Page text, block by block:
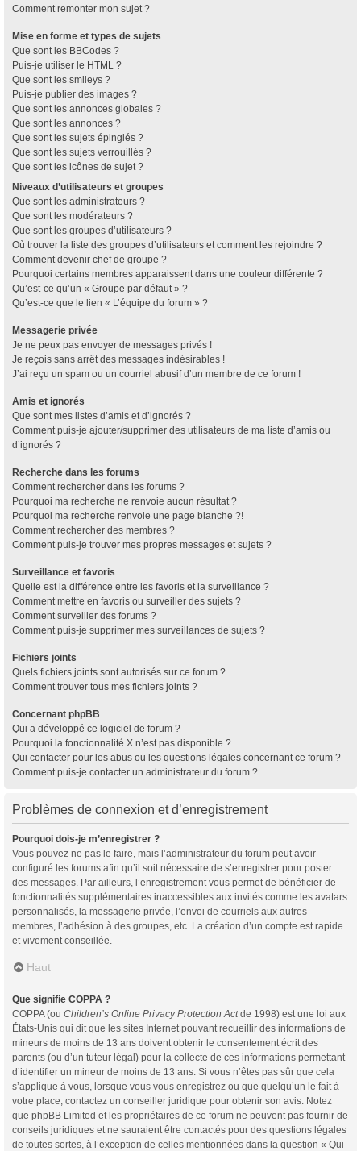
Comment remonter mon sujet ?
Mise en forme et types de sujets
Que sont les BBCodes ?
Puis-je utiliser le HTML ?
Que sont les smileys ?
Puis-je publier des images ?
Que sont les annonces globales ?
Que sont les annonces ?
Que sont les sujets épinglés ?
Que sont les sujets verrouillés ?
Que sont les icônes de sujet ?
Niveaux d’utilisateurs et groupes
Que sont les administrateurs ?
Que sont les modérateurs ?
Que sont les groupes d’utilisateurs ?
Où trouver la liste des groupes d’utilisateurs et comment les rejoindre ?
Comment devenir chef de groupe ?
Pourquoi certains membres apparaissent dans une couleur différente ?
Qu’est-ce qu’un « Groupe par défaut » ?
Qu’est-ce que le lien « L’équipe du forum » ?
Messagerie privée
Je ne peux pas envoyer de messages privés !
Je reçois sans arrêt des messages indésirables !
J’ai reçu un spam ou un courriel abusif d’un membre de ce forum !
Amis et ignorés
Que sont mes listes d’amis et d’ignorés ?
Comment puis-je ajouter/supprimer des utilisateurs de ma liste d’amis ou
d’ignorés ?
Recherche dans les forums
Comment rechercher dans les forums ?
Pourquoi ma recherche ne renvoie aucun résultat ?
Pourquoi ma recherche renvoie une page blanche ?!
Comment rechercher des membres ?
Comment puis-je trouver mes propres messages et sujets ?
Surveillance et favoris
Quelle est la différence entre les favoris et la surveillance ?
Comment mettre en favoris ou surveiller des sujets ?
Comment surveiller des forums ?
Comment puis-je supprimer mes surveillances de sujets ?
Fichiers joints
Quels fichiers joints sont autorisés sur ce forum ?
Comment trouver tous mes fichiers joints ?
Concernant phpBB
Qui a développé ce logiciel de forum ?
Pourquoi la fonctionnalité X n’est pas disponible ?
Qui contacter pour les abus ou les questions légales concernant ce forum ?
Comment puis-je contacter un administrateur du forum ?
Problèmes de connexion et d’enregistrement
Pourquoi dois-je m’enregistrer ?
Vous pouvez ne pas le faire, mais l’administrateur du forum peut avoir
configuré les forums afin qu’il soit nécessaire de s’enregistrer pour poster
des messages. Par ailleurs, l’enregistrement vous permet de bénéficier de
fonctionnalités supplémentaires inaccessibles aux invités comme les avatars
personnalisés, la messagerie privée, l’envoi de courriels aux autres
membres, l’adhésion à des groupes, etc. La création d’un compte est rapide
et vivement conseillée.
Haut
Que signifie COPPA ?
COPPA (ou Children’s Online Privacy Protection Actde 1998) est une loi aux
États-Unis qui dit que les sites Internet pouvant recueillir des informations de
mineurs de moins de 13 ans doivent obtenir le consentement écrit des
parents (ou d’un tuteur légal) pour la collecte de ces informations permettant
d’identifier un mineur de moins de 13 ans. Si vous n’êtes pas sûr que cela
s’applique à vous, lorsque vous vous enregistrez ou que quelqu’un le fait à
votre place, contactez un conseiller juridique pour obtenir son avis. Notez
que phpBB Limited et les propriétaires de ce forum ne peuvent pas fournir de
conseils juridiques et ne sauraient être contactés pour des questions légales
de toutes sortes, à l’exception de celles mentionnées dans la question « Qui